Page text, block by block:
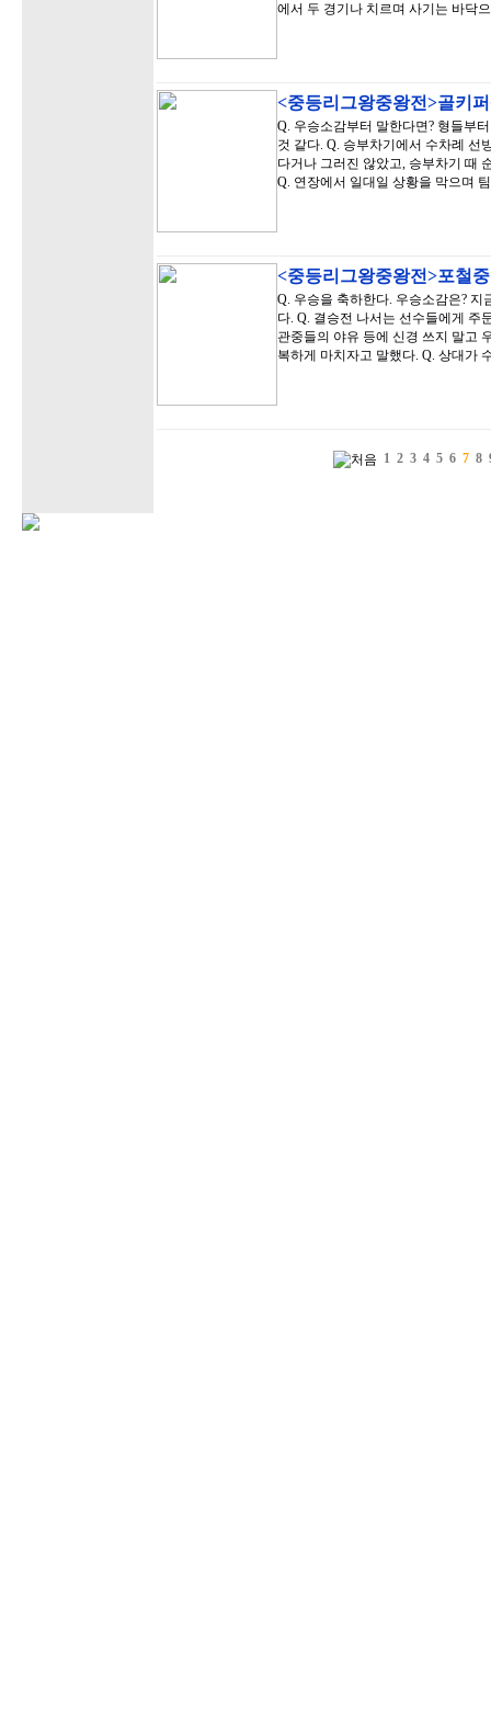
에서 두 경기나 치르며 사기는 바닥
<중등리그왕중왕전>골키
Q. 우승소감부터 말한다면? 형들부
것 같다. Q. 승부차기에서 수차례 선
다거나 그러진 않았고, 승부차기 때
Q. 연장에서 일대일 상황을 막으며
<중등리그왕중왕전>포철
Q. 우승을 축하한다. 우승소감은?
다. Q. 결승전 나서는 선수들에게 주
관중들의 야유 등에 신경 쓰지 말고
복하게 마치자고 말했다. Q. 상대가
1 2 3 4 5 6 7 8